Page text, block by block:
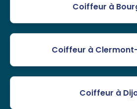
Coiffeur à
Coiffeur à
Coiffeur à